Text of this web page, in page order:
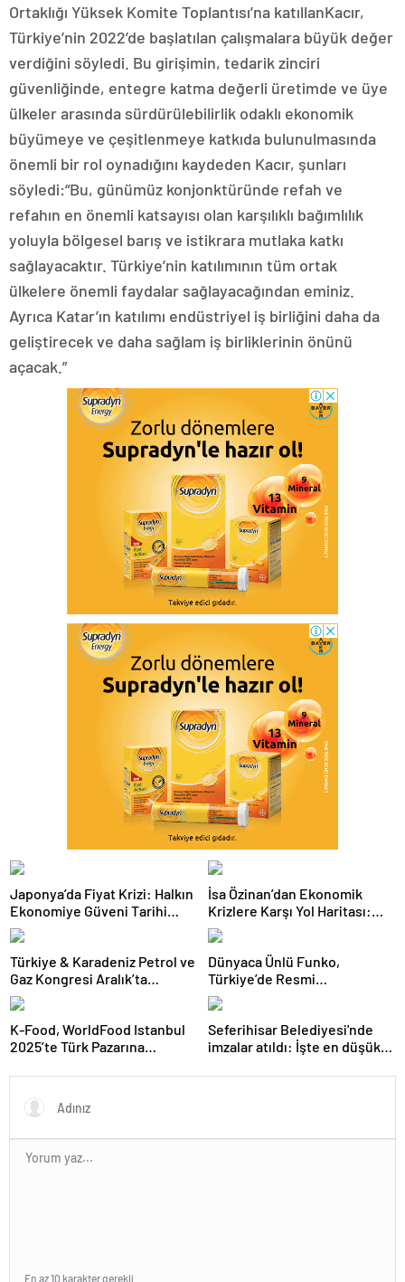
Ortaklığı Yüksek Komite Toplantısı’na katıllanKacır,
Türkiye’nin 2022’de başlatılan çalışmalara büyük değer
verdiğini söyledi. Bu girişimin, tedarik zinciri
güvenliğinde, entegre katma değerli üretimde ve üye
ülkeler arasında sürdürülebilirlik odaklı ekonomik
büyümeye ve çeşitlenmeye katkıda bulunulmasında
önemli bir rol oynadığını kaydeden Kacır, şunları
söyledi:“Bu, günümüz konjonktüründe refah ve
refahın en önemli katsayısı olan karşılıklı bağımlılık
yoluyla bölgesel barış ve istikrara mutlaka katkı
sağlayacaktır. Türkiye’nin katılımının tüm ortak
ülkelere önemli faydalar sağlayacağından eminiz.
Ayrıca Katar’ın katılımı endüstriyel iş birliğini daha da
geliştirecek ve daha sağlam iş birliklerinin önünü
açacak.”
Japonya’da Fiyat Krizi: Halkın
Ekonomiye Güveni Tarihi
Dipte
İsa Özinan’dan Ekonomik
Krizlere Karşı Yol Haritası:
Şirketler Neyi Doğru Yapmalı?
Türkiye & Karadeniz Petrol ve
Gaz Kongresi Aralık’ta
Ankara’da
Dünyaca Ünlü Funko,
Türkiye’de Resmi
Distribütörü Olarak Monkey
Distribution’ı Seçti
K-Food, WorldFood Istanbul
2025’te Türk Pazarına
Seferihisar Belediyesi'nde
imzalar atıldı: İşte en düşük
En az 10 karakter gerekli